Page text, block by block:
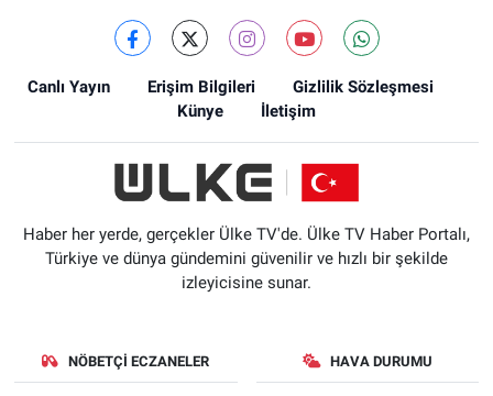
Canlı Yayın Erişim Bilgileri
Gizlilik Sözleşmesi
Künye
İletişim
Haber her yerde, gerçekler Ülke TV'de. Ülke TV Haber Portalı,
Türkiye ve dünya gündemini güvenilir ve hızlı bir şekilde
izleyicisine sunar.
NÖBETÇI ECZANELER HAVA DURUMU